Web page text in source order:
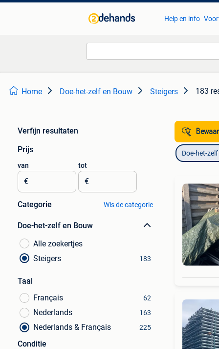
Help en info
Home Doe-het-zelf en Bouw Steigers 183
Verfijn resultaten
Prijs
van
€
tot
€
Categorie Wis de categorie
Doe-het-zelf en Bouw
Alle zoekertjes
Steigers
183
Taal
Français
62
Nederlands 163
Nederlands & Français 225
Conditie
Doe-het-